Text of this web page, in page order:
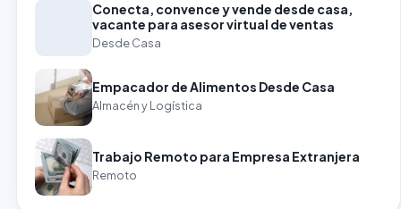
Conecta, convence y vende desde casa,
vacante para asesor virtual de ventas
Desde Casa
Empacador de Alimentos Desde Casa
Almacén y Logística
Trabajo Remoto para Empresa Extranjera
Remoto